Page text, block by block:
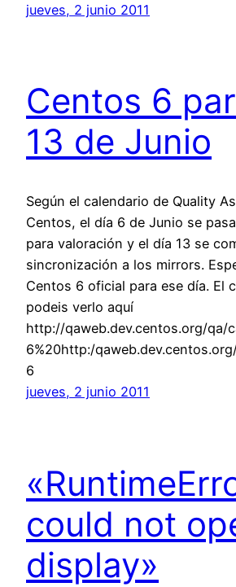
jueves, 2 junio 2011
Centos 6
13 de Junio
Según el calendario de Quality
Centos, el día 6 de Junio se
para valoración y el día 13 se
sincronización a los mirrors.
Centos 6 oficial para ese día. El
podeis verlo aquí
http://qaweb.dev.centos.org/qa/
6%20http:/
6
jueves, 2 junio 2011
could not
display»